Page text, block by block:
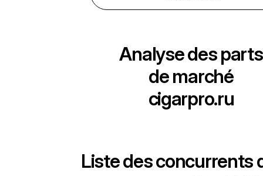
Analyse des parts
de marché
cigarpro.ru
Liste des concurrents